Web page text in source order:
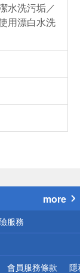
水洗污垢／
用漂白水洗
more
服務
會員服務條款 隱